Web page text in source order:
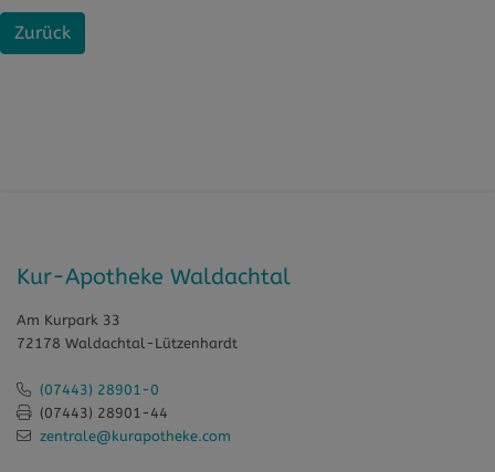
Zurück
Kur-Apotheke Waldachtal
Am Kurpark 33
72178 Waldachtal-Lützenhardt
(07443) 28901-0
(07443) 28901-44
zentrale@kurapotheke.com